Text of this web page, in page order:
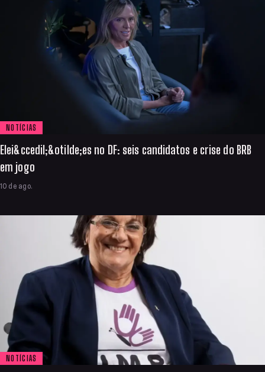
NOTÍCIAS
Elei&ccedil;&otilde;es no DF: seis candidatos e crise do BRB
em jogo
10 de ago.
NOTÍCIAS